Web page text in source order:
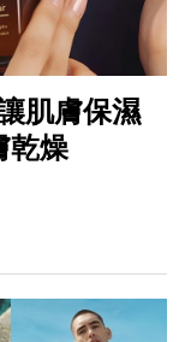
肌膚保濕
乾燥